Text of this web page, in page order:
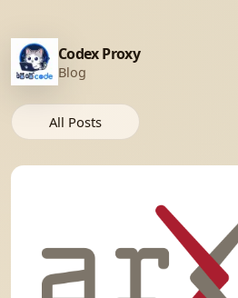
Codex Proxy
Blog
All Posts